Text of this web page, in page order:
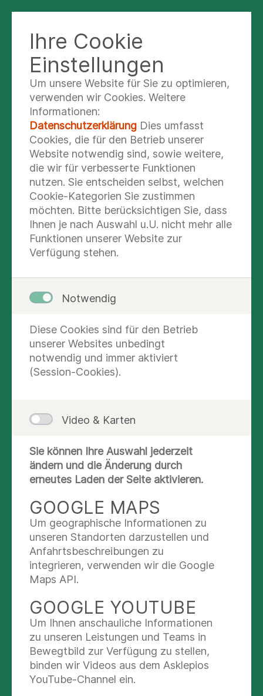
FACHKRANKENHAUS BAD ABBACH
International
renommierter
Orthopäde kehrt
zurück an die
Universität Regensburg
„Medizin-Oskar-Preisträger“ Professor
Tobias Renkawitz begeistert in seiner
Antrittsvorlesung
21. Apr. 2026
v.l.: Prof. Dr. Hans-Dieter Hermann, Univ.-Prof. Dr.
Bad Abbach.Zur feierlichen Antrittsvorlesung
von Universitätsprofessor Dr. Tobias Renkawitz
versammelten sich zahlreiche Vertreterinnen und
Vertreter aus Wissenschaft, Medizin und
Öffentlichkeit, um die Rückkehr des international
renommierten Orthopäden an seine akademische
Nach rund fünf Jahren als Ärztlicher Direktor der
Orthopädischen Universitätsklinik Heidelberg ist
der gebürtige Regensburger vor über einem Jahr
an seine Heimatuniversität zurückgekehrt. Dort
hat er die Position des Ärztlichen Direktors
Ihre Cookie
Einstellungen
Um unsere Website für Sie zu optimieren,
verwenden wir Cookies. Weitere
Informationen:
Datenschutzerklärung Dies umfasst
Cookies, die für den Betrieb unserer
Website notwendig sind, sowie weitere,
die wir für verbesserte Funktionen
nutzen. Sie entscheiden selbst, welchen
Cookie-Kategorien Sie zustimmen
möchten. Bitte berücksichtigen Sie, dass
Ihnen je nach Auswahl u.U. nicht mehr alle
Funktionen unserer Website zur
Verfügung stehen.
Notwendig
Diese Cookies sind für den Betrieb
unserer Websites unbedingt
notwendig und immer aktiviert
(Session-Cookies).
Video & Karten
Sie können Ihre Auswahl jederzeit
ändern und die Änderung durch
erneutes Laden der Seite aktivieren.
GOOGLE MAPS
Um geographische Informationen zu
unseren Standorten darzustellen und
Anfahrtsbeschreibungen zu
integrieren, verwenden wir die Google
Maps API.
GOOGLE YOUTUBE
Um Ihnen anschauliche Informationen
zu unseren Leistungen und Teams in
Bewegtbild zur Verfügung zu stellen,
binden wir Videos aus dem Asklepios
YouTube-Channel ein.